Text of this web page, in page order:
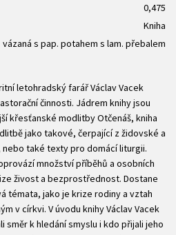
0,475
Kniha
vázaná s pap. potahem s lam. přebalem
letohradský farář Václav Vacek
činnosti. Jádrem knihy jsou
křesťanské modlitby Otčenáš, kniha
jako takové, čerpající z židovské a
také texty pro domácí liturgii.
množství příběhů a osobních
živost a bezprostřednost. Dostane
témata, jako je krize rodiny a vztah
v církvi. V úvodu knihy Václav Vacek
směr k hledání smyslu i kdo přijali jeho